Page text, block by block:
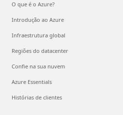
O que é o Azure?
Introdução ao Azure
Infraestrutura global
Regiões do datacenter
Confie na sua nuvem
Azure Essentials
Histórias de clientes